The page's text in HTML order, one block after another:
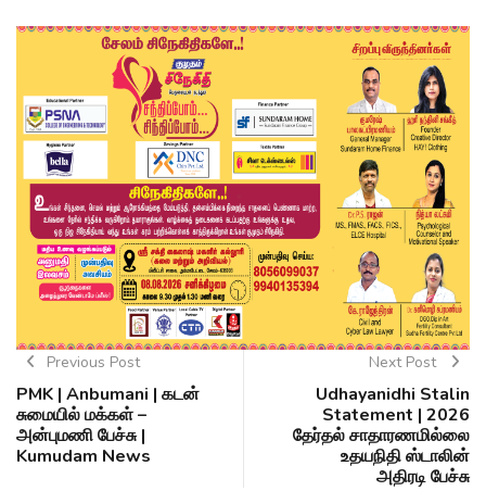
Previous Post
PMK | Anbumani | கடன்
சுமையில் மக்கள் –
அன்புமணி பேச்சு |
Kumudam News
Next Post
Udhayanidhi Stalin
Statement | 2026
தேர்தல் சாதாரணமில்லை
உதயநிதி ஸ்டாலின்
அதிரடி பேச்சு